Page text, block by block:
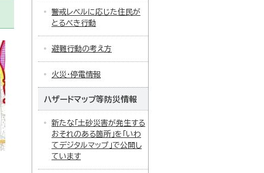
警戒レベルに応じた住民が
とるべき行動
避難行動の考え方
火災・停電情報
ハザードマップ等防災情報
新たな「土砂災害が発生する
おそれのある箇所」を「いわ
てデジタルマップ」で公開し
ています